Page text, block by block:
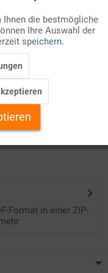
Ausgabe 03/2025.
ZIP-Datei gepackt.
Schwarz-Weiß-
Verfügung.
Format in einer ZIP-
Inaktiv
Inaktiv
Ihnen die bestmögliche
Ihre Auswahl der
speichern.